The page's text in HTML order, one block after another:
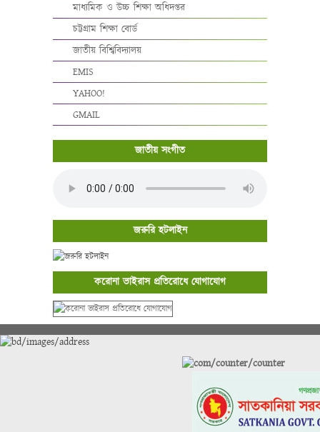
মাধ্যমিক ও উচ্চ শিক্ষা অধিদপ্তর
চট্টগ্রাম শিক্ষা বোর্ড
জাতীয় বিশ্বিবিদ্যালয়
EMIS
YAHOO!
GMAIL
জাতীয় সংগীত
জরুরি হটলাইন
করোনা ভাইরাস প্রতিরোধে যোগাযোগ